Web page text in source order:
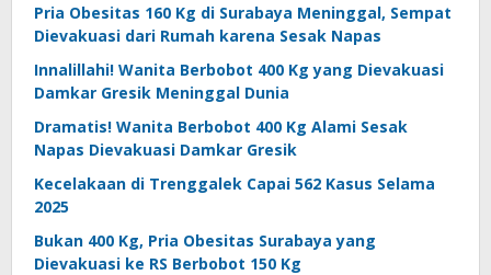
Pria Obesitas 160 Kg di Surabaya Meninggal, Sempat
Dievakuasi dari Rumah karena Sesak Napas
Innalillahi! Wanita Berbobot 400 Kg yang Dievakuasi
Damkar Gresik Meninggal Dunia
Dramatis! Wanita Berbobot 400 Kg Alami Sesak
Napas Dievakuasi Damkar Gresik
Kecelakaan di Trenggalek Capai 562 Kasus Selama
2025
Bukan 400 Kg, Pria Obesitas Surabaya yang
Dievakuasi ke RS Berbobot 150 Kg